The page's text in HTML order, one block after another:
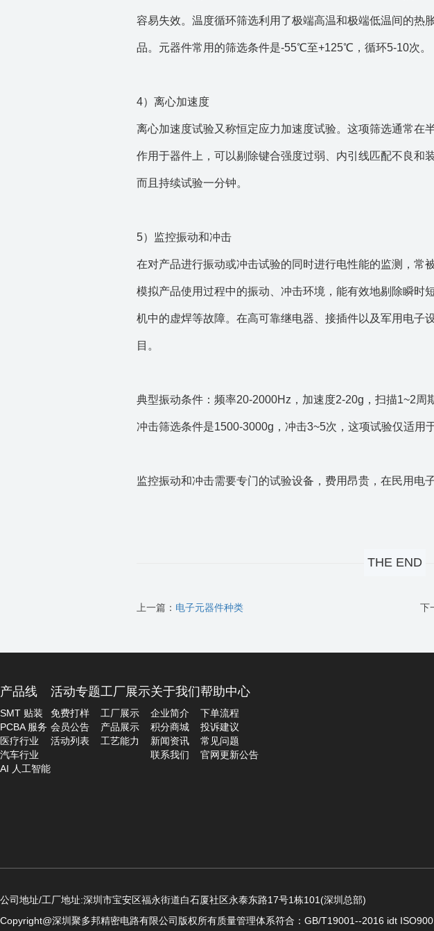
容易失效。温度循环筛选利用了极端高温和极端低温间的热
品。元器件常用的筛选条件是-55℃至+125℃，循环5-10次。
4）离心加速度
离心加速度试验又称恒定应力加速度试验。这项筛选通常在
作用于器件上，可以剔除键合强度过弱、内引线匹配不良和
而且持续试验一分钟。
5）监控振动和冲击
在对产品进行振动或冲击试验的同时进行电性能的监测，常
模拟产品使用过程中的振动、冲击环境，能有效地剔除瞬时
机中的虚焊等故障。在高可靠继电器、接插件以及军用电子
目。
典型振动条件：频率20-2000Hz，加速度2-20g，扫描1~2周
冲击筛选条件是1500-3000g，冲击3~5次，这项试验仅适用
监控振动和冲击需要专门的试验设备，费用昂贵，在民用电
THE END
上一篇： 电子元器件种类 下
产品线
SMT 贴装
PCBA 服务
医疗行业
汽车行业
AI 人工智能
活动专题
免费打样
会员公告
活动列表
工厂展示
工厂展示
产品展示
工艺能力
关于我们
企业简介
积分商城
新闻资讯
联系我们
帮助中心
下单流程
投诉建议
常见问题
官网更新公告
公司地址/工厂地址:深圳市宝安区福永街道白石厦社区永泰东路17号1栋101(深圳总部)
Copyright@深圳聚多邦精密电路有限公司版权所有质量管理体系符合：GB/T19001--2016 idt